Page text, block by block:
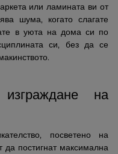
или ламината ви от
шума, когато слагате
в уюта на дома си по
си, без да се
на
посветено на
да постигнат максимална